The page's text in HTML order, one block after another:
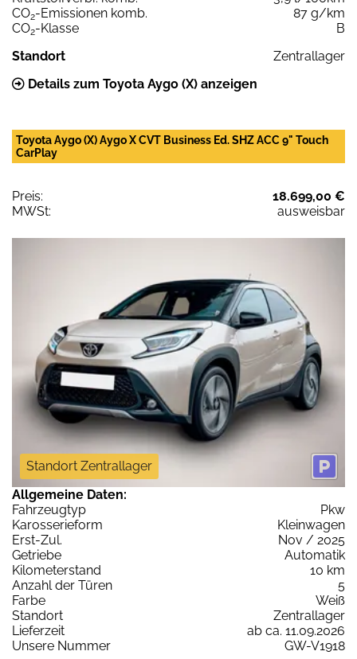
CO2-Emissionen komb.
87 g/km
CO2-Klasse
B
Standort
Zentrallager
Details zum Toyota Aygo (X) anzeigen
Toyota Aygo (X) Aygo X CVT Business Ed. SHZ ACC 9" Touch
CarPlay
Preis:
18.699,00 €
MWSt:
ausweisbar
Standort Zentrallager
Allgemeine Daten:
Fahrzeugtyp
Pkw
Karosserieform
Kleinwagen
Erst-Zul.
Nov / 2025
Getriebe
Automatik
Kilometerstand
10 km
Anzahl der Türen
5
Farbe
Weiß
Standort
Zentrallager
Lieferzeit
ab ca. 11.09.2026
Unsere Nummer
GW-V1918